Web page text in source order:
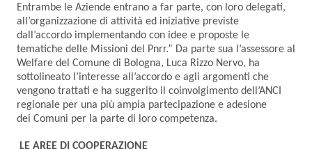
Entrambe le Aziende entrano a far parte, con loro delegati,
all’organizzazione di attività ed iniziative previste
dall’accordo implementando con idee e proposte le
tematiche delle Missioni del Pnrr.” Da parte sua l’assessore al
Welfare del Comune di Bologna, Luca Rizzo Nervo, ha
sottolineato l’interesse all’accordo e agli argomenti che
vengono trattati e ha suggerito il coinvolgimento dell’ANCI
regionale per una più ampia partecipazione e adesione
dei Comuni per la parte di loro competenza.
LE AREE DI COOPERAZIONE